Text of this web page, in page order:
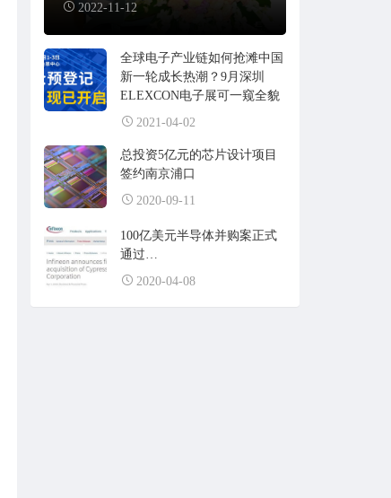
2022-11-12
全球电子产业链如何抢滩中国
新一轮成长热潮？9月深圳
ELEXCON电子展可一窥全貌
2021-04-02
总投资5亿元的芯片设计项目
签约南京浦口
2020-09-11
100亿美元半导体并购案正式
通过…
2020-04-08